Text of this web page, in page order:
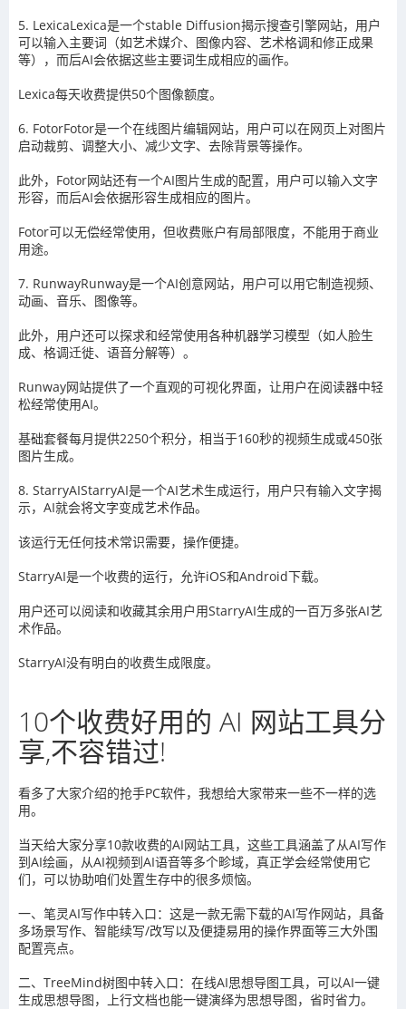
5. LexicaLexica是一个stable Diffusion揭示搜查引擎网站，用户
可以输入主要词（如艺术媒介、图像内容、艺术格调和修正成果
等），而后AI会依据这些主要词生成相应的画作。
Lexica每天收费提供50个图像额度。
6. FotorFotor是一个在线图片编辑网站，用户可以在网页上对图片
启动裁剪、调整大小、减少文字、去除背景等操作。
此外，Fotor网站还有一个AI图片生成的配置，用户可以输入文字
形容，而后AI会依据形容生成相应的图片。
Fotor可以无偿经常使用，但收费账户有局部限度，不能用于商业
用途。
7. RunwayRunway是一个AI创意网站，用户可以用它制造视频、
动画、音乐、图像等。
此外，用户还可以探求和经常使用各种机器学习模型（如人脸生
成、格调迁徙、语音分解等）。
Runway网站提供了一个直观的可视化界面，让用户在阅读器中轻
松经常使用AI。
基础套餐每月提供2250个积分，相当于160秒的视频生成或450张
图片生成。
8. StarryAIStarryAI是一个AI艺术生成运行，用户只有输入文字揭
示，AI就会将文字变成艺术作品。
该运行无任何技术常识需要，操作便捷。
StarryAI是一个收费的运行，允许iOS和Android下载。
用户还可以阅读和收藏其余用户用StarryAI生成的一百万多张AI艺
术作品。
StarryAI没有明白的收费生成限度。
10个收费好用的 AI 网站工具分
享,不容错过!
看多了大家介绍的抢手PC软件，我想给大家带来一些不一样的选
用。
当天给大家分享10款收费的AI网站工具，这些工具涵盖了从AI写作
到AI绘画，从AI视频到AI语音等多个畛域，真正学会经常使用它
们，可以协助咱们处置生存中的很多烦恼。
一、笔灵AI写作中转入口：这是一款无需下载的AI写作网站，具备
多场景写作、智能续写/改写以及便捷易用的操作界面等三大外围
配置亮点。
二、TreeMind树图中转入口：在线AI思想导图工具，可以AI一键
生成思想导图，上行文档也能一键演绎为思想导图，省时省力。